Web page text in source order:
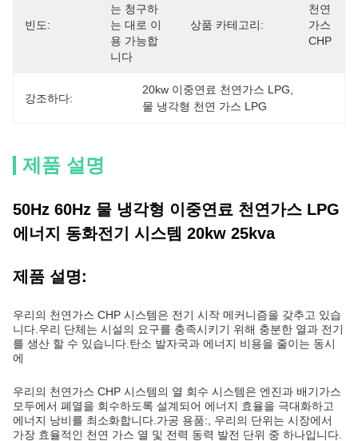
빈도:
는 청구하
는 대로 이
용 가능합
니다
상품 카테고리:
천연
가스
CHP
강조하다:
20kw 이중연료 천연가스 LPG
물 냉각형 천연 가스 LPG
제품 설명
50Hz 60Hz 물 냉각형 이중연료 천연가스 LPG
에너지 동화전기 시스템 20kw 25kva
제품 설명:
우리의 천연가스 CHP 시스템은 전기 시작 메커니즘을 갖추고 있습
니다.우리 단체는 시설의 요구를 충족시키기 위해 충분한 열과 전기
를 생산 할 수 있습니다.탄소 발자국과 에너지 비용을 줄이는 동시
에
우리의 천연가스 CHP 시스템의 열 회수 시스템은 엔진과 배기가스
모두에서 폐열을 회수하도록 설계되어 에너지 효율을 극대화하고
에너지 낭비를 최소화합니다.가공 용품:, 우리의 단위는 시장에서
가장 효율적인 천연 가스 열 및 전력 동력 발전 단위 중 하나입니다.